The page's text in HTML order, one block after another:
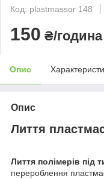
Код: plastmassor 148
150 ₴/година
Опис
Опис
Лиття
Лиття полімерів під
перероблення